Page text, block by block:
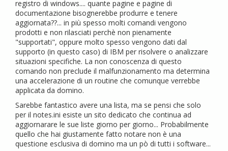
registro di windows.... quante pagine e pagine di
documentazione bisognerebbe produrre e tenere
aggiornata??... in più spesso molti comandi vengono
prodotti e non rilasciati perchè non pienamente
"supportati", oppure molto spesso vengono dati dal
supporto (in questo caso) di IBM per risolvere o analizzare
situazioni specifiche. La non conoscenza di questo
comando non preclude il malfunzionamento ma determina
una accelerazione di un routine che comunque verrebbe
applicata da domino.
Sarebbe fantastico avere una lista, ma se pensi che solo
per il notes.ini esiste un sito dedicato che continua ad
aggiornarare le sue liste giorno per giorno... Probabilmente
quello che hai giustamente fatto notare non è una
questione esclusiva di domino ma un pò di tutti i software...